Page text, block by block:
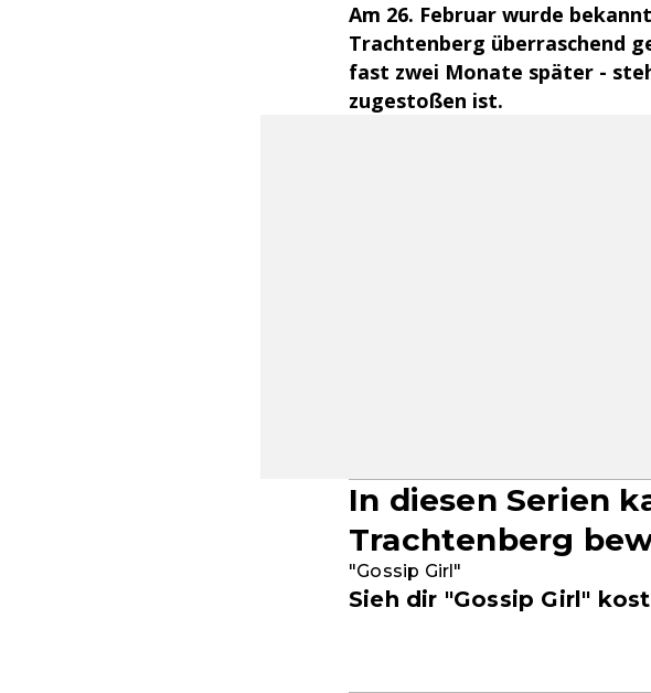
Am 26. Februar wurde
Trachtenberg überraschend
fast zwei Monate später -
zugestoßen ist.
In diesen Serien
Trachtenberg
"Gossip Girl"
Sieh dir "Gossip Girl"